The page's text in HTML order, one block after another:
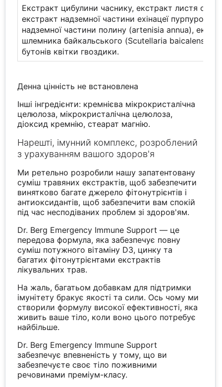
Екстракт цибулини часнику, екстракт листя
екстракт надземної частини ехінацеї пурпурової,
надземної частини полину (artenisia annua),
шлемника байкальського (Scutellaria baicalensis),
бутонів квітки гвоздики.
Денна цінність не встановлена
Інші інгредієнти: кремнієва мікрокристалічна
целюлоза, мікрокристалічна целюлоза,
діоксид кремнію, стеарат магнію.
Нарешті, імунний комплекс, розроблений
з урахуванням вашого здоров'я
Ми ретельно розробили нашу запатентовану
суміш травяних екстрактів, щоб забезпечити
винятково багате джерело фітонутрієнтів і
антиоксидантів, щоб забезпечити вам спокій
під час несподіваних проблем зі здоров'ям.
Dr. Berg Emergency Immune Support — це
передова формула, яка забезпечує повну
суміш потужного вітаміну D3, цинку та
багатих фітонутрієнтами екстрактів
лікувальних трав.
На жаль, багатьом добавкам для підтримки
імунітету бракує якості та сили. Ось чому ми
створили формулу високої ефективності, яка
живить ваше тіло, коли воно цього потребує
найбільше.
Dr. Berg Emergency Immune Support
забезпечує впевненість у тому, що ви
забезпечуєте своє тіло поживними
речовинами преміум-класу.